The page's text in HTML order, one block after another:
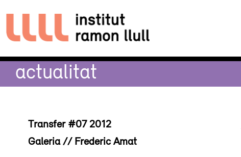
actualitat
Transfer #07 2012
Galeria // Frederic Amat